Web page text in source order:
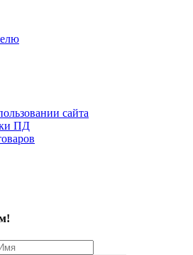
сайта
ПД